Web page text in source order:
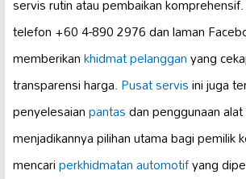
servis rutin atau pembaikan
telefon +60 4-890 2976 dan laman
memberikankhidmat pelangganyang
transparensi harga.Pusat servisini juga
penyelesaianpantasdan penggunaan
menjadikannya pilihan utama bagi pemilik
mencariperkhidmatan automotifyang